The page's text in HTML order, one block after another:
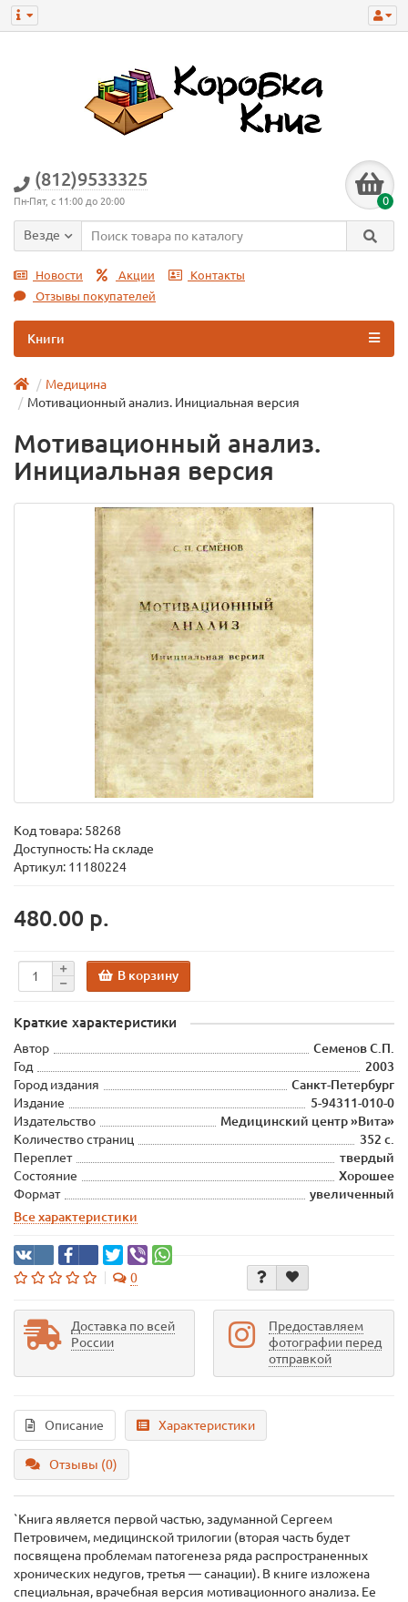
(812)9533325
Пн-Пят, с 11:00 до 20:00 0
Везде
Новости Акции
Контакты
Отзывы покупателей
Книги
Медицина
Мотивационный анализ. Инициальная версия
Мотивационный анализ.
Инициальная версия
Код товара: 58268
Доступность: На складе
Артикул: 11180224
480.00 р.
В корзину
Краткие характеристики
Автор
Семенов С.П.
Год
2003
Город издания
Санкт-Петербург
Издание
5-94311-010-0
Издательство
Медицинский центр »Вита»
Количество страниц
352 с.
Переплет
твердый
Состояние
Хорошее
Формат
увеличенный
Все характеристики
0
Доставка по всей
России
Предоставляем
фотографии перед
отправкой
Описание Характеристики
Отзывы (0)
`Книга является первой частью, задуманной Сергеем
Петровичем, медицинской трилогии (вторая часть будет
посвящена проблемам патогенеза ряда распространенных
хронических недугов, третья — санации). В книге изложена
специальная, врачебная версия мотивационного анализа. Ее